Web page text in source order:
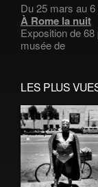
Du 25 mars au
À Rome la nuit
Exposition de
musée de
LES PLUS